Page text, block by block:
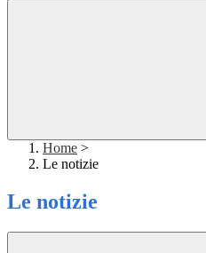
Home >
Le notizie
Le notizie